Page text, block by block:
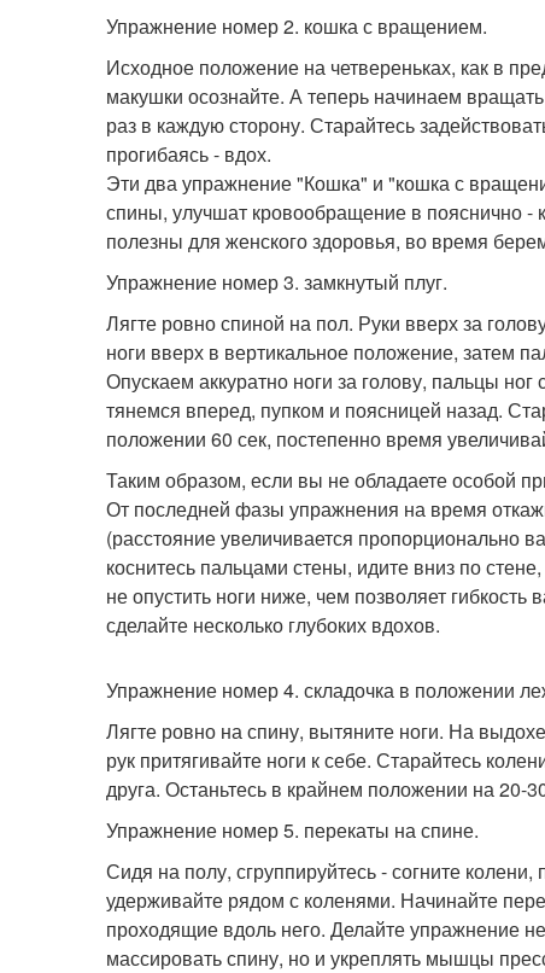
Упражнение номер 2. кошка с вращением.
Исходное положение на четвереньках, как в
макушки осознайте. А теперь начинаем
раз в каждую сторону. Старайтесь
прогибаясь - вдох.
Эти два упражнение "Кошка" и "кошка с
спины, улучшат кровообращение в пояснично -
полезны для женского здоровья, во время
Упражнение номер 3. замкнутый плуг.
Лягте ровно спиной на пол. Руки вверх за
ноги вверх в вертикальное положение, затем
Опускаем аккуратно ноги за голову, пальцы
тянемся вперед, пупком и поясницей назад.
положении 60 сек, постепенно время
Таким образом, если вы не обладаете особой
От последней фазы упражнения на время
(расстояние увеличивается пропорционально
коснитесь пальцами стены, идите вниз по
не опустить ноги ниже, чем позволяет
сделайте несколько глубоких вдохов.
Упражнение номер 4. складочка в положении
Лягте ровно на спину, вытяните ноги. На
рук притягивайте ноги к себе. Старайтесь
друга. Останьтесь в крайнем положении на 20-
Упражнение номер 5. перекаты на спине.
Сидя на полу, сгруппируйтесь - согните
удерживайте рядом с коленями. Начинайте
проходящие вдоль него. Делайте упражнение
массировать спину, но и укреплять мышцы